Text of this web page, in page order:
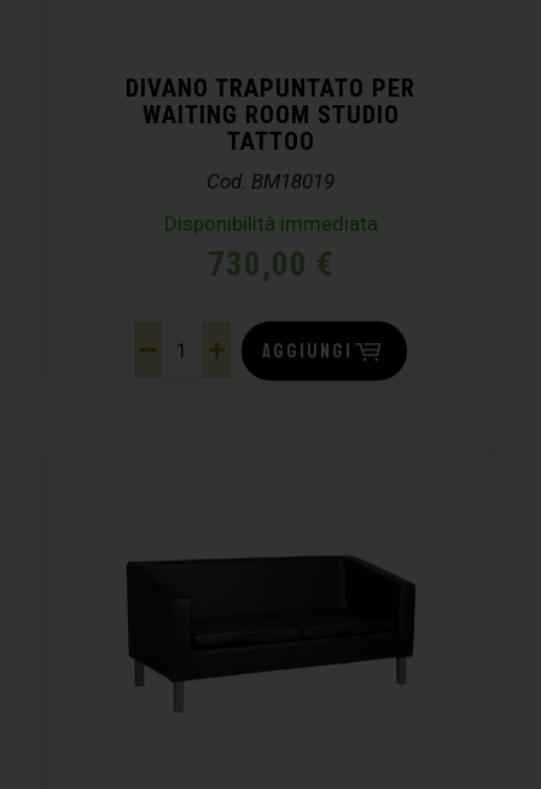
DIVANO TRAPUNTATO PER
WAITING ROOM STUDIO
TATTOO
Cod. BM18019
Disponibilità immediata
730,00 €
AGGIUNGI